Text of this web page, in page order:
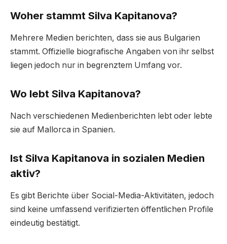
Woher stammt Silva Kapitanova?
Mehrere Medien berichten, dass sie aus Bulgarien
stammt. Offizielle biografische Angaben von ihr selbst
liegen jedoch nur in begrenztem Umfang vor.
Wo lebt Silva Kapitanova?
Nach verschiedenen Medienberichten lebt oder lebte
sie auf Mallorca in Spanien.
Ist Silva Kapitanova in sozialen Medien
aktiv?
Es gibt Berichte über Social-Media-Aktivitäten, jedoch
sind keine umfassend verifizierten öffentlichen Profile
eindeutig bestätigt.